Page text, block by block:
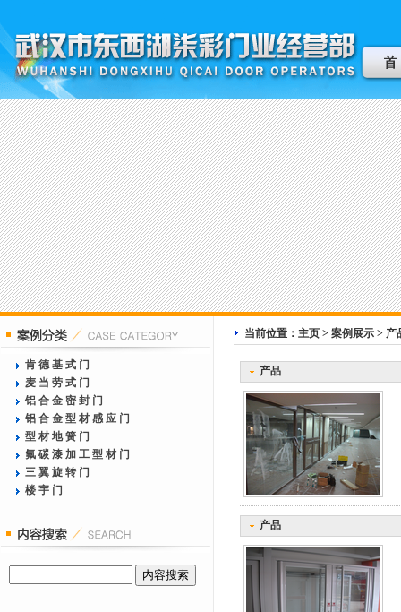
肯德基式门
麦当劳式门
铝合金密封门
铝合金型材感应门
型材地簧门
氟碳漆加工型材门
三翼旋转门
楼宇门
当前位置：主页 > 案例展示 >
产品
产品